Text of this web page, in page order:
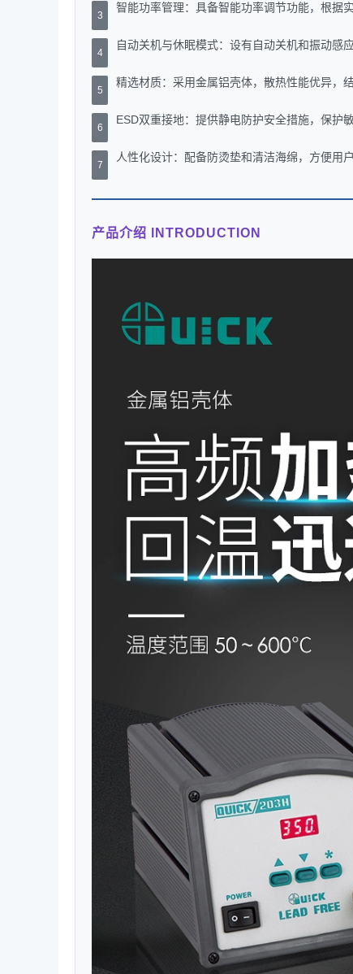
3
智能功率管理：具备智能功率调节功能，根据
4
自动关机与休眠模式：设有自动关机和振动感
5
精选材质：采用金属铝壳体，散热性能优异，
6
ESD双重接地：提供静电防护安全措施，保护
7
人性化设计：配备防烫垫和清洁海绵，方便用
产品介绍 INTRODUCTION